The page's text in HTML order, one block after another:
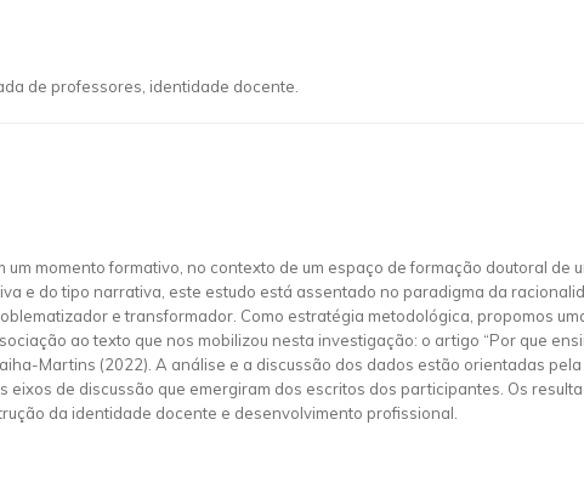
de professores, identidade docente.
momento formativo, no contexto de um espaço de formação doutoral de
e do tipo narrativa, este estudo está assentado no paradigma da
e transformador. Como estratégia metodológica, propomos
ao texto que nos mobilizou nesta investigação: o artigo “Por que
Martins (2022). A análise e a discussão dos dados estão orientadas pela
de discussão que emergiram dos escritos dos participantes. Os
da identidade docente e desenvolvimento profissional.